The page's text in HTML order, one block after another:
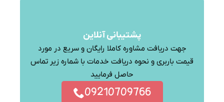
پشتیبانی آنلاین
جهت دریافت مشاوره کاملا رایگان و سریع در مورد
قیمت باربری و نحوه دریافت خدمات با شماره زیر تماس
حاصل فرمایید
09210709766